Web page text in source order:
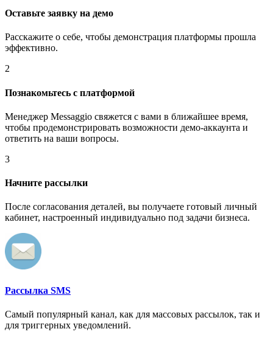
Оставьте заявку на демо
Расскажите о себе, чтобы демонстрация платформы прошла
эффективно.
2
Познакомьтесь с платформой
Менеджер Messaggio свяжется с вами в ближайшее время,
чтобы продемонстрировать возможности демо-аккаунта и
ответить на ваши вопросы.
3
Начните рассылки
После согласования деталей, вы получаете готовый личный
кабинет, настроенный индивидуально под задачи бизнеса.
Рассылка SMS
Самый популярный канал, как для массовых рассылок, так и
для триггерных уведомлений.